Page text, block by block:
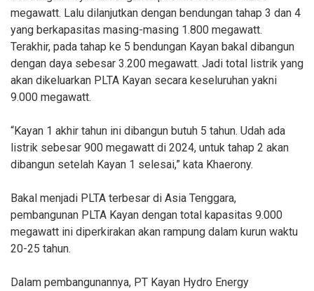
megawatt. Lalu dilanjutkan dengan bendungan tahap 3 dan 4
yang berkapasitas masing-masing 1.800 megawatt.
Terakhir, pada tahap ke 5 bendungan Kayan bakal dibangun
dengan daya sebesar 3.200 megawatt. Jadi total listrik yang
akan dikeluarkan PLTA Kayan secara keseluruhan yakni
9.000 megawatt.
“Kayan 1 akhir tahun ini dibangun butuh 5 tahun. Udah ada
listrik sebesar 900 megawatt di 2024, untuk tahap 2 akan
dibangun setelah Kayan 1 selesai,” kata Khaerony.
Bakal menjadi PLTA terbesar di Asia Tenggara,
pembangunan PLTA Kayan dengan total kapasitas 9.000
megawatt ini diperkirakan akan rampung dalam kurun waktu
20-25 tahun.
Dalam pembangunannya, PT Kayan Hydro Energy